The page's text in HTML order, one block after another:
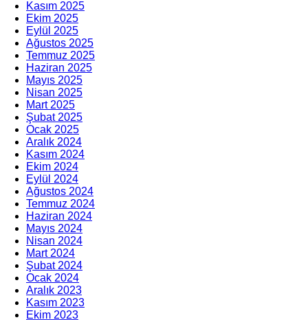
Kasım 2025
Ekim 2025
Eylül 2025
Ağustos 2025
Temmuz 2025
Haziran 2025
Mayıs 2025
Nisan 2025
Mart 2025
Şubat 2025
Ocak 2025
Aralık 2024
Kasım 2024
Ekim 2024
Eylül 2024
Ağustos 2024
Temmuz 2024
Haziran 2024
Mayıs 2024
Nisan 2024
Mart 2024
Şubat 2024
Ocak 2024
Aralık 2023
Kasım 2023
Ekim 2023